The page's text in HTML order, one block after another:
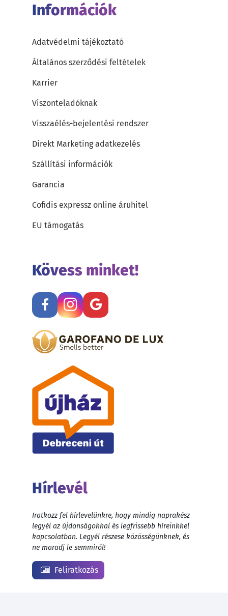
Információk
Adatvédelmi tájékoztató
Általános szerződési feltételek
Karrier
Viszonteladóknak
Visszaélés-bejelentési rendszer
Direkt Marketing adatkezelés
Szállítási információk
Garancia
Cofidis expressz online áruhitel
EU támogatás
Kövess minket!
Hírlevél
Iratkozz fel hírlevelünkre, hogy mindig naprakész
legyél az újdonságokkal és legfrissebb híreinkkel
kapcsolatban. Legyél részese közösségünknek, és
ne maradj le semmiről!
Feliratkozás